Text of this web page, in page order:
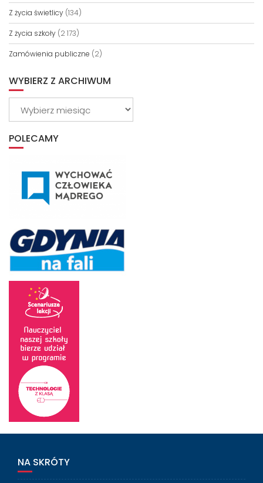
Z życia świetlicy (134)
Z życia szkoły (2 173)
Zamówienia publiczne (2)
WYBIERZ Z ARCHIWUM
POLECAMY
NA SKRÓTY